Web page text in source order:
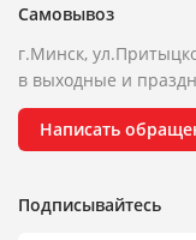
Самовывоз
г.Минск,
в выходные и
Написать
Подписывайтесь